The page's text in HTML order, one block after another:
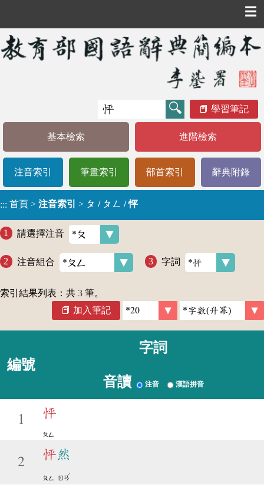
☰
學習筆記
基本檢索 進階檢索
注音索引 筆畫索引 部首索引 辭典附錄
::: 首頁 > 注音索引 > ㄆ / ㄆㄥ / 怦
請選擇注音
注音組合 字詞
索引結果列表：共 3 筆。
加入筆記
編號
字詞
音讀 注音 漢語拼音
1 怦
ㄆㄥ
2
怦然
ㄆㄥ ㄖㄢ
ˊ